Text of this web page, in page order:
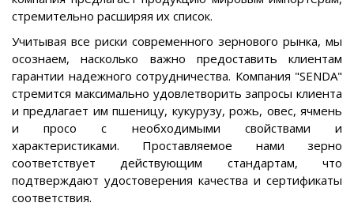
стремительно расширяя их список.
Учитывая все риски современного зернового рынка, мы
осознаем, насколько важно предоставить клиентам
гарантии надежного сотрудничества. Компания "SENDA"
стремится максимально удовлетворить запросы клиента
и предлагает им пшеницу, кукурузу, рожь, овес, ячмень
и просо с необходимыми свойствами и
характеристиками. Проставляемое нами зерно
соответствует действующим стандартам, что
подтверждают удостоверения качества и сертификаты
соответствия.